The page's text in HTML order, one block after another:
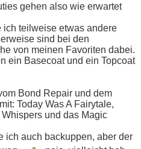
gehen also wie erwartet
ich teilweise etwas andere
sind bei den
von meinen Favoriten dabei.
ein Basecoat und ein Topcoat
Bond Repair und dem
Today Was A Fairytale,
und das Magic
ich auch backuppen, aber der